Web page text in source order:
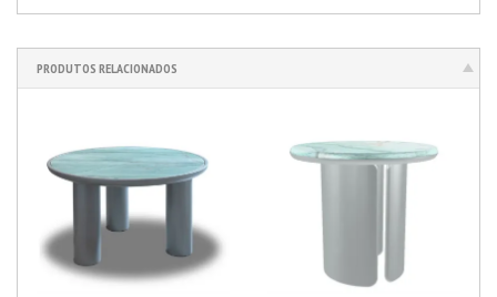
PRODUTOS RELACIONADOS